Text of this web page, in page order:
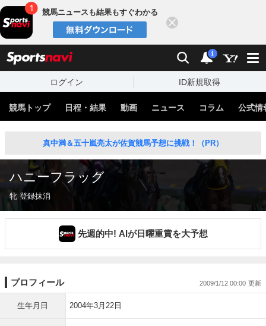
競馬ニュースも結果もすぐわかる
検索 通知
i
ログイン ID新規取得
競馬トップ 日程・結果 動画 ニュース コラム 公式情
真中満＆五十嵐亮太が佐賀競馬予想に挑戦！（PR）
ハニーフラッグ
牝 登録抹消
先週的中! AIが日曜重賞を大予想
プロフィール 2009/1/12 00:00
生年月日 2004年3月22日